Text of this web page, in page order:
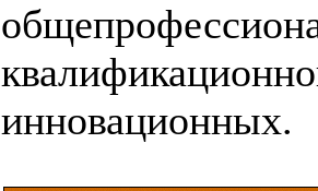
инновационных.